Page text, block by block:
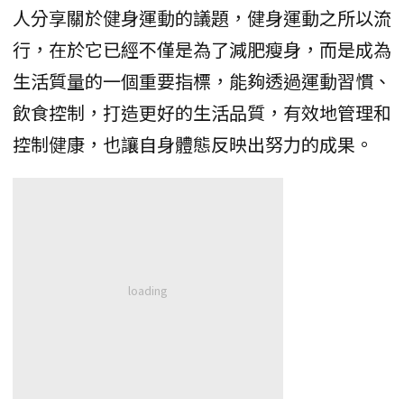
人分享關於健身運動的議題，健身運動之所以流
行，在於它已經不僅是為了減肥瘦身，而是成為
生活質量的一個重要指標，能夠透過運動習慣、
飲食控制，打造更好的生活品質，有效地管理和
控制健康，也讓自身體態反映出努力的成果。